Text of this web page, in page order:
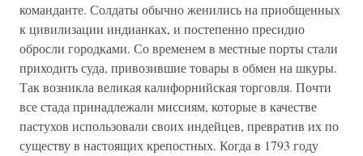
команданте. Солдаты обычно женились на приобщенных
к цивилизации индианках, и постепенно пресидио
обросли городками. Со временем в местные порты стали
приходить суда, привозившие товары в обмен на шкуры.
Так возникла великая калифорнийская торговля. Почти
все стада принадлежали миссиям, которые в качестве
пастухов использовали своих индейцев, превратив их по
существу в настоящих крепостных. Когда в 1793 году